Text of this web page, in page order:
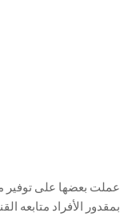
عملت بعضها على توفير
بمقدور الأفراد متابعه